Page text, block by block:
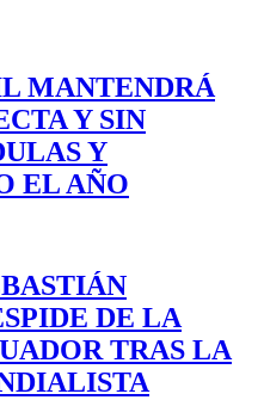
MANTENDRÁ
Y SIN
Y
EL AÑO
DE LA
TRAS LA